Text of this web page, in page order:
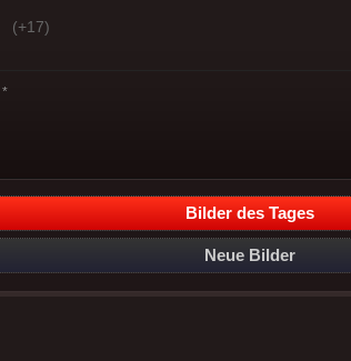
(+17)
Bilder des Tages
Neue Bilder